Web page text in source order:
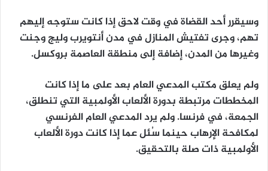
وسيقرر أحد القضاة في وقت لاحق إذا كانت ستوجه إليهم
تهم، وجرى تفتيش المنازل في مدن أنتويرب وليج وجنت
وغيرها من المدن، إضافة إلى منطقة العاصمة بروكسل.
ولم يعلق مكتب المدعي العام بعد على ما إذا كانت
المخططات مرتبطة بدورة الألعاب الأولمبية التي تنطلق،
الجمعة، في فرنسا. ولم يرد المدعي العام الفرنسي
لمكافحة الإرهاب حينما سُئل عما إذا كانت دورة الألعاب
الأولمبية ذات صلة بالتحقيق.